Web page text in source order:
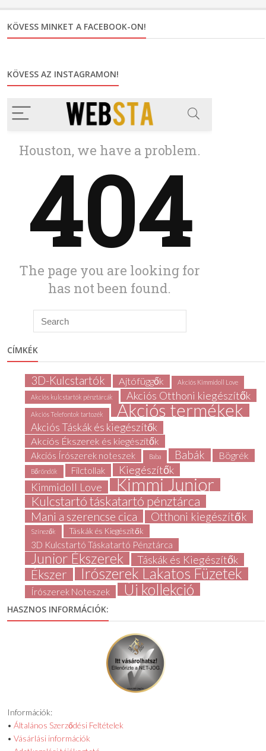
KÖVESS MINKET A FACEBOOK-ON!
KÖVESS AZ INSTAGRAMON!
CÍMKÉK
3D-Kulcstartók Ajtófüggők
Akciós Kimmidoll Love
Akciós kulcstartók pénztárcák
Akciós Otthoni kiegészítők
Akciós Telefontok tartozék Akciós termékek
Akciós Táskák és kiegészítők
Akciós Ékszerek és kiegészítők
Akciós Írószerek noteszek Baba Babák Bögrék
Bőröndök Filctollak
Kiegészítők
Kimmidoll Love
Kimmi Junior
Kulcstartó táskatartó pénztárca
Mani a szerencse cica Otthoni kiegészítők
Színezők Táskák és Kiegészítők
3D Kulcstartó Táskatartó Pénztárca
Junior Ékszerek Táskák és Kiegészítők
Ékszer Írószerek Lakatos Füzetek
Írószerek Noteszek Új kollekció
HASZNOS INFORMÁCIÓK:
Információk:
•Általános Szerződési Feltételek
•Vásárlási információk